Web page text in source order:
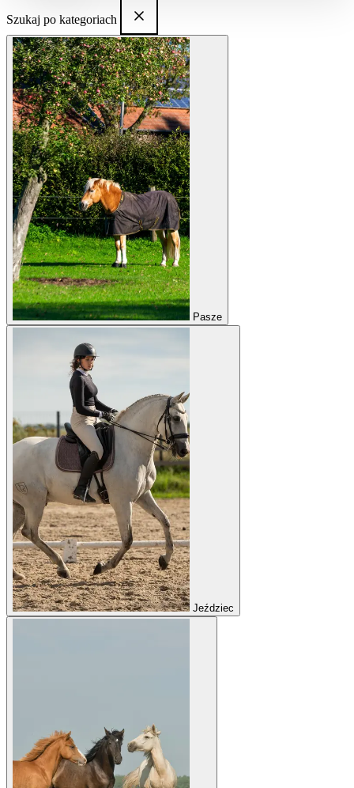
Szukaj po kategoriach
Pasze
Jeździec